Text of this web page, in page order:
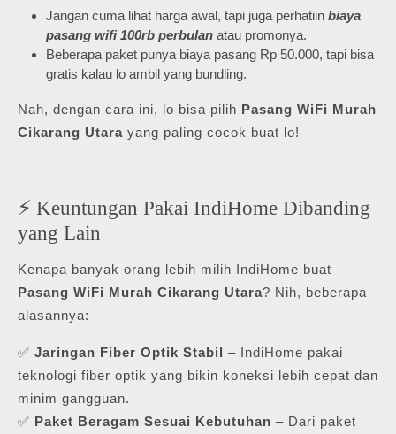
Jangan cuma lihat harga awal, tapi juga perhatiin biaya
pasang wifi 100rb perbulan atau promonya.
Beberapa paket punya biaya pasang Rp 50.000, tapi bisa
gratis kalau lo ambil yang bundling.
Nah, dengan cara ini, lo bisa pilih Pasang WiFi Murah
Cikarang Utara yang paling cocok buat lo!
⚡ Keuntungan Pakai IndiHome Dibanding
yang Lain
Kenapa banyak orang lebih milih IndiHome buat
Pasang WiFi Murah Cikarang Utara? Nih, beberapa
alasannya:
✅ Jaringan Fiber Optik Stabil – IndiHome pakai
teknologi fiber optik yang bikin koneksi lebih cepat dan
minim gangguan.
✅ Paket Beragam Sesuai Kebutuhan – Dari paket